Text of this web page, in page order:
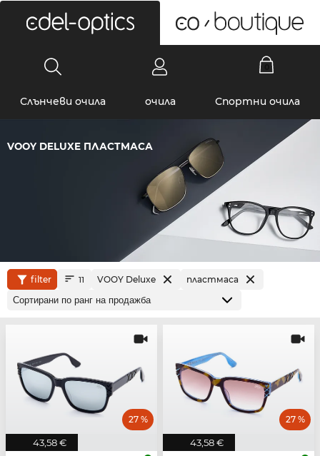
Слънчеви очила очила Спортни очила
VOOY DELUXE ПЛАСТМАСА
filter 11 VOOY Deluxe пластмаса
43,58 €
27 %
43,58 €
27 %